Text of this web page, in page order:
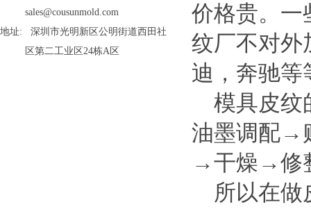
sales@cousunmold.com
地址: 深圳市光明新区公明街道西田社
区第二工业区24栋A区
价格贵。一
纹厂不对外
迪，奔驰等
模具皮纹
油墨调配→
→干燥→修
所以在做